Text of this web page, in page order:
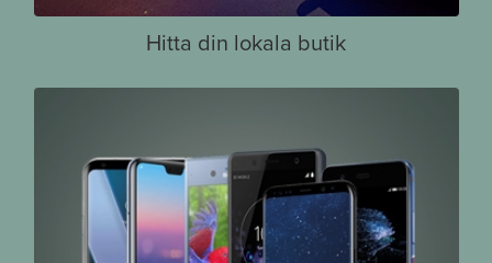
Hitta din lokala butik